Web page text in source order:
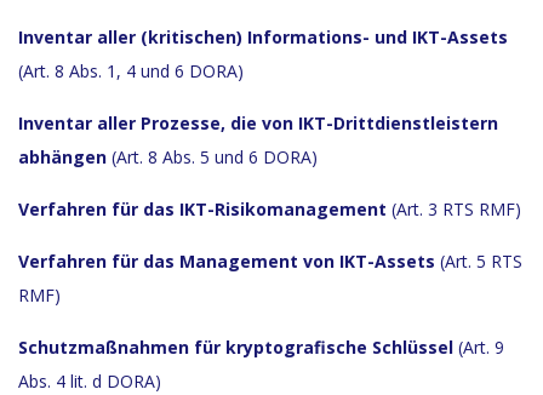
Inventar aller (kritischen) Informations- und IKT-Assets
(Art. 8 Abs. 1, 4 und 6 DORA)
Inventar aller Prozesse, die von IKT-Drittdienstleistern
abhängen (Art. 8 Abs. 5 und 6 DORA)
Verfahren für das IKT-Risikomanagement (Art. 3 RTS RMF)
Verfahren für das Management von IKT-Assets (Art. 5 RTS
RMF)
Schutzmaßnahmen für kryptografische Schlüssel (Art. 9
Abs. 4 lit. d DORA)